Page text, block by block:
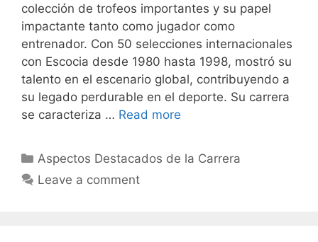
colección de trofeos importantes y su papel
impactante tanto como jugador como
entrenador. Con 50 selecciones internacionales
con Escocia desde 1980 hasta 1998, mostró su
talento en el escenario global, contribuyendo a
su legado perdurable en el deporte. Su carrera
se caracteriza … Read more
Categories
Aspectos Destacados de la Carrera
Leave a comment